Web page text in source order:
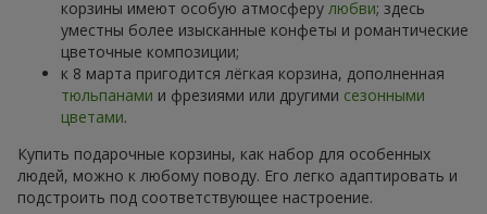
корзины имеют особую атмосферу любви; здесь
уместны более изысканные конфеты и романтические
цветочные композиции;
к 8 марта пригодится лёгкая корзина, дополненная
тюльпанами и фрезиями или другими сезонными
цветами.
Купить подарочные корзины, как набор для особенных
людей, можно к любому поводу. Его легко адаптировать и
подстроить под соответствующее настроение.